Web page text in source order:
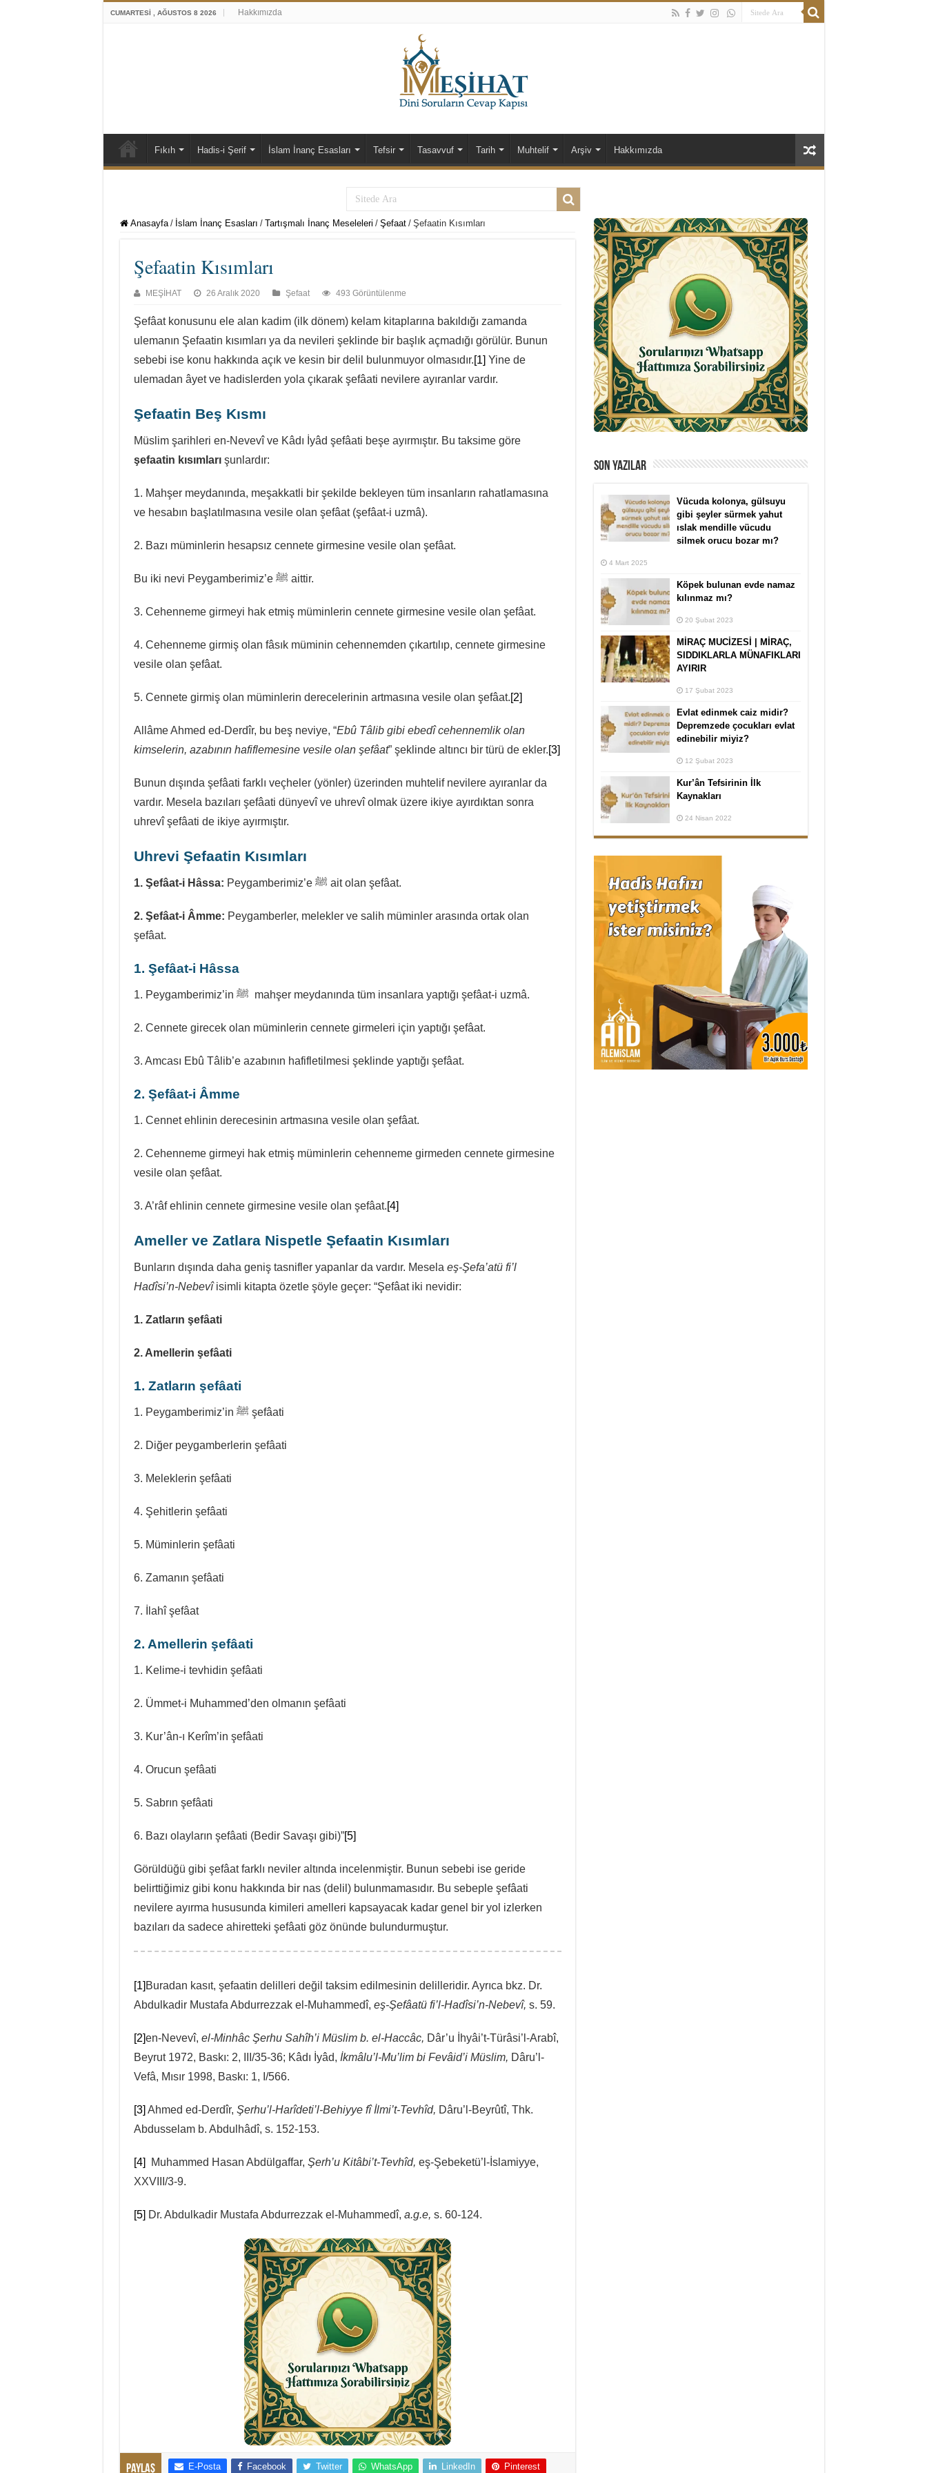
CUMARTESI , AĞUSTOS 8 2026 Hakkımızda
Fıkıh Hadis-i Şerif İslam İnanç Esasları Tefsir Tasavvuf Tarih Muhtelif Arşiv Hakkımızda
Anasayfa / İslam İnanç Esasları / Tartışmalı İnanç Meseleleri / Şefaat / Şefaatin Kısımları
Şefaatin Kısımları
MEŞİHAT 26 Aralık 2020 Şefaat 493 Görüntülenme
Şefâat konusunu ele alan kadim (ilk dönem) kelam kitaplarına bakıldığı zamanda
ulemanın Şefaatin kısımları ya da nevileri şeklinde bir başlık açmadığı görülür. Bunun
sebebi ise konu hakkında açık ve kesin bir delil bulunmuyor olmasıdır.[1] Yine de
ulemadan âyet ve hadislerden yola çıkarak şefâati nevilere ayıranlar vardır.
Şefaatin Beş Kısmı
Müslim şarihleri en-Nevevî ve Kâdı İyâd şefâati beşe ayırmıştır. Bu taksime göre
şefaatin kısımları şunlardır:
1. Mahşer meydanında, meşakkatli bir şekilde bekleyen tüm insanların rahatlamasına
ve hesabın başlatılmasına vesile olan şefâat (şefâat-i uzmâ).
2. Bazı müminlerin hesapsız cennete girmesine vesile olan şefâat.
Bu iki nevi Peygamberimiz’e ﷺ aittir.
3. Cehenneme girmeyi hak etmiş müminlerin cennete girmesine vesile olan şefâat.
4. Cehenneme girmiş olan fâsık müminin cehennemden çıkartılıp, cennete girmesine
vesile olan şefâat.
5. Cennete girmiş olan müminlerin derecelerinin artmasına vesile olan şefâat.[2]
Allâme Ahmed ed-Derdîr, bu beş neviye, “Ebû Tâlib gibi ebedî cehennemlik olan
kimselerin, azabının hafiflemesine vesile olan şefâat” şeklinde altıncı bir türü de ekler.[3]
Bunun dışında şefâati farklı veçheler (yönler) üzerinden muhtelif nevilere ayıranlar da
vardır. Mesela bazıları şefâati dünyevî ve uhrevî olmak üzere ikiye ayırdıktan sonra
uhrevî şefâati de ikiye ayırmıştır.
Uhrevi Şefaatin Kısımları
1. Şefâat-i Hâssa: Peygamberimiz’e ﷺ ait olan şefâat.
2. Şefâat-i Âmme: Peygamberler, melekler ve salih müminler arasında ortak olan
şefâat.
1. Şefâat-i Hâssa
1. Peygamberimiz’in ﷺ mahşer meydanında tüm insanlara yaptığı şefâat-i uzmâ.
2. Cennete girecek olan müminlerin cennete girmeleri için yaptığı şefâat.
3. Amcası Ebû Tâlib’e azabının hafifletilmesi şeklinde yaptığı şefâat.
2. Şefâat-i Âmme
1. Cennet ehlinin derecesinin artmasına vesile olan şefâat.
2. Cehenneme girmeyi hak etmiş müminlerin cehenneme girmeden cennete girmesine
vesile olan şefâat.
3. A’râf ehlinin cennete girmesine vesile olan şefâat.[4]
Ameller ve Zatlara Nispetle Şefaatin Kısımları
Bunların dışında daha geniş tasnifler yapanlar da vardır. Mesela eş-Şefa’atü fi’l
Hadîsi’n-Nebevîisimli kitapta özetle şöyle geçer: “Şefâat iki nevidir:
1. Zatların şefâati
2. Amellerin şefâati
1. Zatların şefâati
1. Peygamberimiz’in ﷺ şefâati
2. Diğer peygamberlerin şefâati
3. Meleklerin şefâati
4. Şehitlerin şefâati
5. Müminlerin şefâati
6. Zamanın şefâati
7. İlahî şefâat
2. Amellerin şefâati
1. Kelime-i tevhidin şefâati
2. Ümmet-i Muhammed’den olmanın şefâati
3. Kur’ân-ı Kerîm’in şefâati
4. Orucun şefâati
5. Sabrın şefâati
6. Bazı olayların şefâati (Bedir Savaşı gibi)”[5]
Görüldüğü gibi şefâat farklı neviler altında incelenmiştir. Bunun sebebi ise geride
belirttiğimiz gibi konu hakkında bir nas (delil) bulunmamasıdır. Bu sebeple şefâati
nevilere ayırma hususunda kimileri amelleri kapsayacak kadar genel bir yol izlerken
bazıları da sadece ahiretteki şefâati göz önünde bulundurmuştur.
[1] Buradan kasıt, şefaatin delilleri değil taksim edilmesinin delilleridir. Ayrıca bkz. Dr.
Abdulkadir Mustafa Abdurrezzak el-Muhammedî, eş-Şefâatü fi’l-Hadîsi’n-Nebevî, s. 59.
[2]en-Nevevî, el-Minhâc Şerhu Sahîh’i Müslim b. el-Haccâc, Dâr’u İhyâi’t-Türâsi’l-Arabî,
Beyrut 1972, Baskı: 2, III/35-36; Kâdı İyâd, İkmâlu’l-Mu’lim bi Fevâid’i Müslim, Dâru’l-
Vefâ, Mısır 1998, Baskı: 1, I/566.
[3] Ahmed ed-Derdîr, Şerhu’l-Harîdeti’l-Behiyye fî İlmi’t-Tevhîd, Dâru’l-Beyrûtî, Thk.
Abdusselam b. Abdulhâdî, s. 152-153.
[4] Muhammed Hasan Abdülgaffar, Şerh’u Kitâbi’t-Tevhîd, eş-Şebeketü’l-İslamiyye,
XXVIII/3-9.
[5] Dr. Abdulkadir Mustafa Abdurrezzak el-Muhammedî, a.g.e, s. 60-124.
Paylaş E-Posta Facebook Twitter WhatsApp LinkedIn Pinterest
SON YAZILAR
Vücuda kolonya, gülsuyu
gibi şeyler sürmek yahut
ıslak mendille vücudu
silmek orucu bozar mı?
4 Mart 2025
Köpek bulunan evde namaz
kılınmaz mı?
20 Şubat 2023
MİRAÇ MUCİZESİ | MİRAÇ,
SIDDIKLARLA MÜNAFIKLARI
AYIRIR
17 Şubat 2023
Evlat edinmek caiz midir?
Depremzede çocukları evlat
edinebilir miyiz?
12 Şubat 2023
Kur’ân Tefsirinin İlk
Kaynakları
24 Nisan 2022